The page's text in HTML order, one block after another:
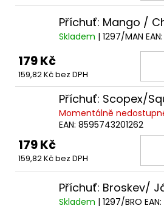
Příchuť: Mango /
Skladem | 1297/MAN EAN:
179 Kč
159,82 Kč bez DPH
Příchuť: Scopex/
Momentálně
EAN: 8595743201262
179 Kč
159,82 Kč bez DPH
Příchuť: Broskev/
Skladem | 1297/BRO EAN: